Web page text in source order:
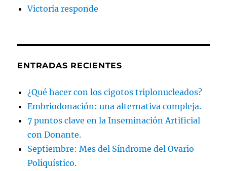
Victoria responde
ENTRADAS RECIENTES
¿Qué hacer con los cigotos triplonucleados?
Embriodonación: una alternativa compleja.
7 puntos clave en la Inseminación Artificial
con Donante.
Septiembre: Mes del Síndrome del Ovario
Poliquístico.